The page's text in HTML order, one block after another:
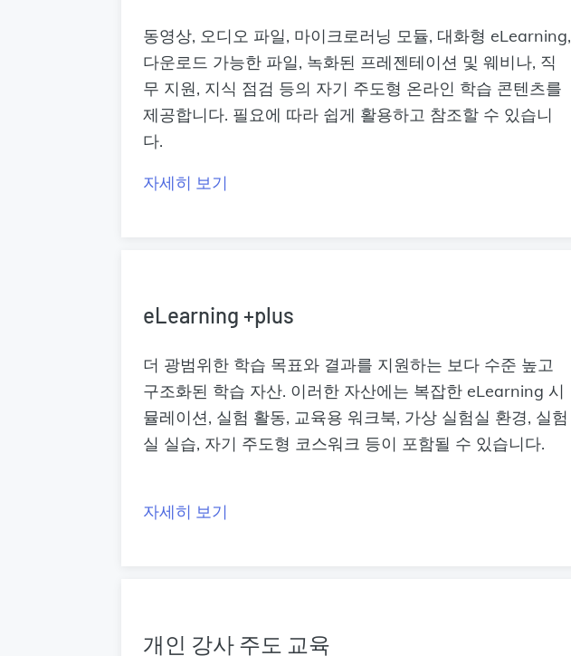
동영상, 오디오 파일, 마이크로러닝 모듈, 대화형 eLearning,
다운로드 가능한 파일, 녹화된 프레젠테이션 및 웨비나, 직
무 지원, 지식 점검 등의 자기 주도형 온라인 학습 콘텐츠를
제공합니다. 필요에 따라 쉽게 활용하고 참조할 수 있습니
다.
자세히 보기
eLearning +plus
더 광범위한 학습 목표와 결과를 지원하는 보다 수준 높고
구조화된 학습 자산. 이러한 자산에는 복잡한 eLearning 시
뮬레이션, 실험 활동, 교육용 워크북, 가상 실험실 환경, 실험
실 실습, 자기 주도형 코스워크 등이 포함될 수 있습니다.
자세히 보기
개인 강사 주도 교육